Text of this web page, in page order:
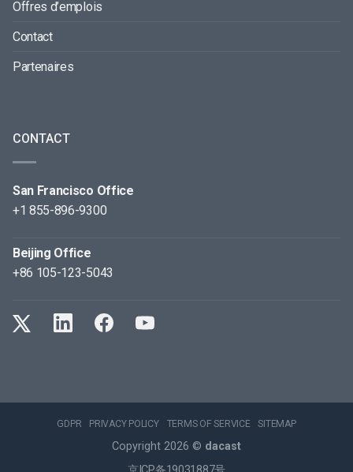
Offres d’emplois
Contact
Partenaires
CONTACT
San Francisco Office
+1 855-896-9300
Beijing Office
+86 105-123-5043
GDPR PRIVACY POLICY TERMS OF SERVICE SITEMAP
Copyright 2026 © dacast